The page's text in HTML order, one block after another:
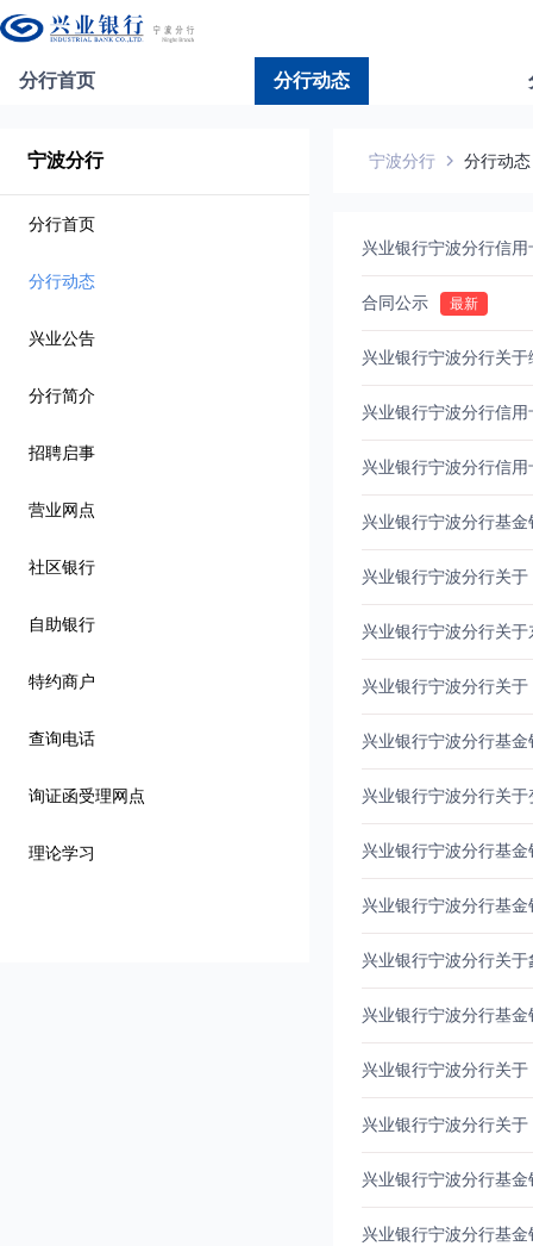
分行首页 分行动态
宁波分行
分行首页
分行动态
兴业公告
分行简介
招聘启事
营业网点
社区银行
自助银行
特约商户
查询电话
询证函受理网点
理论学习
宁波分行 分行动态
兴业银行宁波分行信
合同公示
兴业银行宁波分行关
兴业银行宁波分行信
兴业银行宁波分行信
兴业银行宁波分行基
兴业银行宁波分行关
兴业银行宁波分行关
兴业银行宁波分行关
兴业银行宁波分行基
兴业银行宁波分行关
兴业银行宁波分行基
兴业银行宁波分行基
兴业银行宁波分行关
兴业银行宁波分行基
兴业银行宁波分行关
兴业银行宁波分行关
兴业银行宁波分行基
兴业银行宁波分行基